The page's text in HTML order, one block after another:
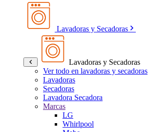
Lavadoras y Secadoras
Lavadoras y Secadoras
Ver todo en lavadoras y secadoras
Lavadoras
Secadoras
Lavadora Secadora
Marcas
LG
Whirlpool